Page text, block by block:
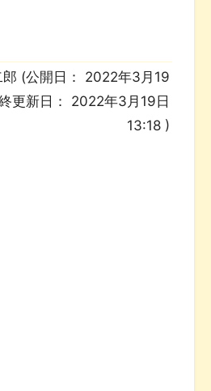
(公開日： 2022年3月19
更新日： 2022年3月19日
13:18 )